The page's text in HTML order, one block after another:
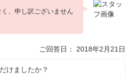
、申し訳ございません
ご回答日： 2018年2月21日
けましたか？